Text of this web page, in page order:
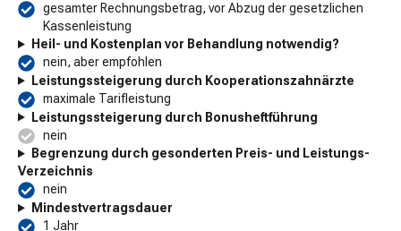
gesamter Rechnungsbetrag, vor Abzug der gesetzlichen
Kassenleistung
Heil- und Kostenplan vor Behandlung notwendig?
nein, aber empfohlen
Leistungssteigerung durch Kooperationszahnärzte
maximale Tarifleistung
Leistungssteigerung durch Bonusheftführung
nein
Begrenzung durch gesonderten Preis- und Leistungs-
Verzeichnis
nein
Mindestvertragsdauer
1 Jahr